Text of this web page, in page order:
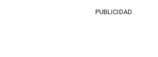
PUBLICIDAD